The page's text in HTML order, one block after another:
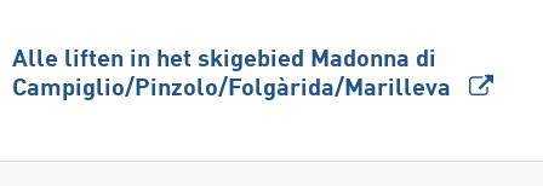
Alle liften in het skigebied Madonna di
Campiglio/​Pinzolo/​Folgàrida/​Marilleva